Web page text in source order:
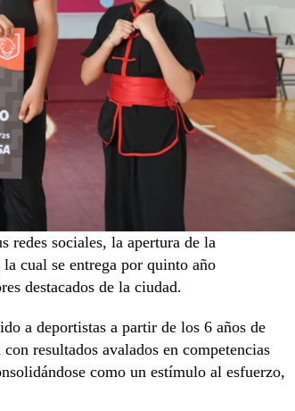
redes sociales, la apertura de la
cual se entrega por quinto año
destacados de la ciudad.
a deportistas a partir de los 6 años de
resultados avalados en competencias
como un estímulo al esfuerzo,